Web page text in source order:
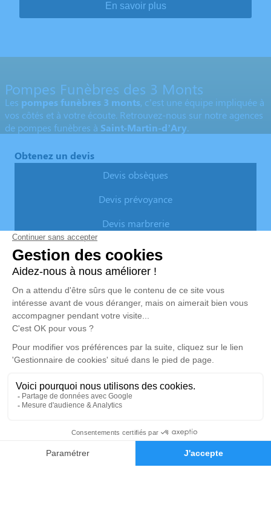
Demande de devis
En savoir plus
Pompes Funèbres des 3 Monts
Les pompes funèbres 3 monts, c’est une équipe impliquée à
vos côtés et à votre écoute. Retrouvez-nous sur notre agences
de pompes funèbres à Saint-Martin-d’Ary.
Obtenez un devis
Devis obsèques
Devis prévoyance
Devis marbrerie
Notre agence
Pompes Funèbres des 3 Monts
05 36 40 62 41
ambupf3monts@orange.fr
2 Moulin du Pont – 17270 – Saint-Martin-d'Ary
5/5 – 261 avis
Nos Services
Organiser des obsèques
Monuments funéraires
Services aux familles
Liens utiles
Avis de décès
Demande de rendez-vous en
Politique de traitement des données personnelles
Politique d’utilisation des cookies